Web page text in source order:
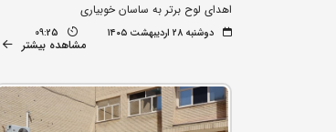
اهدای لوح برتر به ساسان خوبیاری
دوشنبه ۲۸ اردیبهشت ۱۴۰۵ 09:25
مشاهده بیشتر